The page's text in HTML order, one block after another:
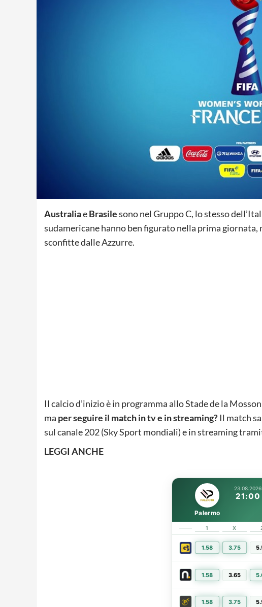
AustraliaeBrasilesono nel Gruppo C, lo stesso
sudamericane hanno ben figurato nella prima
sconfitte dalle Azzurre.
Il calcio d’inizio è in programma allo Stade de la
ma per seguire il match in tv e in streaming?Il match
sul canale 202 (Sky Sport mondiali) e in streaming
LEGGI ANCHE
23.08.2026
21:00
Palermo
1 X
1.58 3.75
1.58 3.65
1.58 3.75